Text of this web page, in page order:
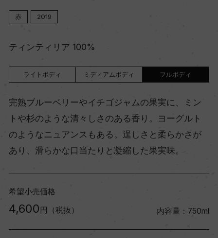
赤 2019
ティンティリア 100%
ライトボディ ミディアムボディ フルボディ
完熟ブルーベリーやイチゴジャムの果実に、ミン
トや杉のような清々しさのある香り。ヨーグルト
のようなニュアンスもある。逞しさと柔らかさが
あり、滑らかな口当たりと凝縮した果実味。
希望小売価格
4,600 円（税抜） 内容量：750ml